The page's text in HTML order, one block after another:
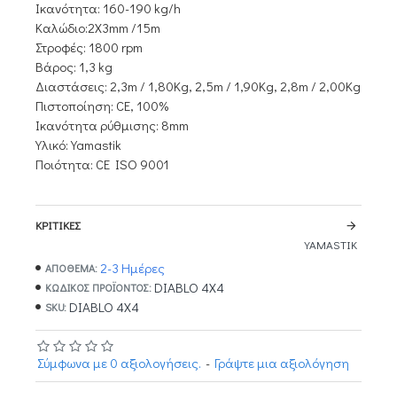
Ικανότητα: 160-190 kg/h
Καλώδιο:2Χ3mm /15m
Στροφές: 1800 rpm
Βάρος: 1,3 kg
Διαστάσεις: 2,3m / 1,80Kg, 2,5m / 1,90Kg, 2,8m / 2,00Kg
Πιστοποίηση: CE, 100%
Ικανότητα ρύθμισης: 8mm
Υλικό: Yamastik
Ποιότητα: CE ISO 9001
ΚΡΙΤΙΚΈΣ
ΑΠΟΘΕΜΑ: 2-3 Ημέρες
ΚΩΔΙΚΌΣ ΠΡΟΪΌΝΤΟΣ: DIABLO 4X4
SKU: DIABLO 4X4
YAMASTIK
Σύμφωνα με 0 αξιολογήσεις. - Γράψτε μια αξιολόγηση